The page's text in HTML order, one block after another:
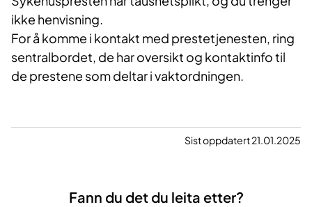
ikke henvisning.
For å komme i kontakt med prestetjenesten, ring
sentralbordet, de har oversikt og kontaktinfo til
de prestene som deltar i vaktordningen.
Sist oppdatert 21.01.2025
Fann du det du leita etter?